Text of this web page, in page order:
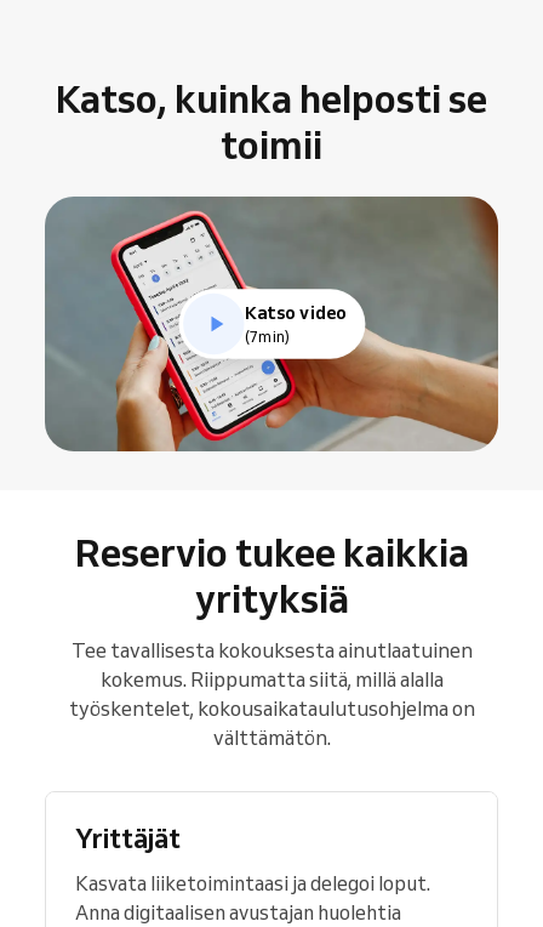
Katso, kuinka helposti se
toimii
Katso video
(7min)
Reservio tukee kaikkia
yrityksiä
Tee tavallisesta kokouksesta ainutlaatuinen
kokemus. Riippumatta siitä, millä alalla
työskentelet, kokousaikataulutusohjelma on
välttämätön.
Yrittäjät
Kasvata liiketoimintaasi ja delegoi loput.
Anna digitaalisen avustajan huolehtia